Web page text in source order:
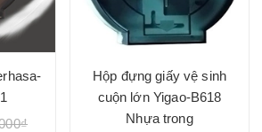
Hộp đựng giấy vệ sinh
cuộn lớn Yigao-B618
Nhựa trong